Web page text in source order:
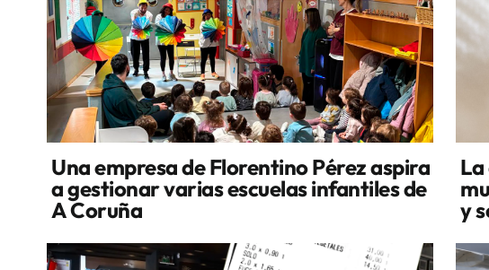
Una empresa de Florentino Pérez aspira
a gestionar varias escuelas infantiles de
A Coruña
y